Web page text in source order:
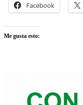
Facebook
Me gusta esto: